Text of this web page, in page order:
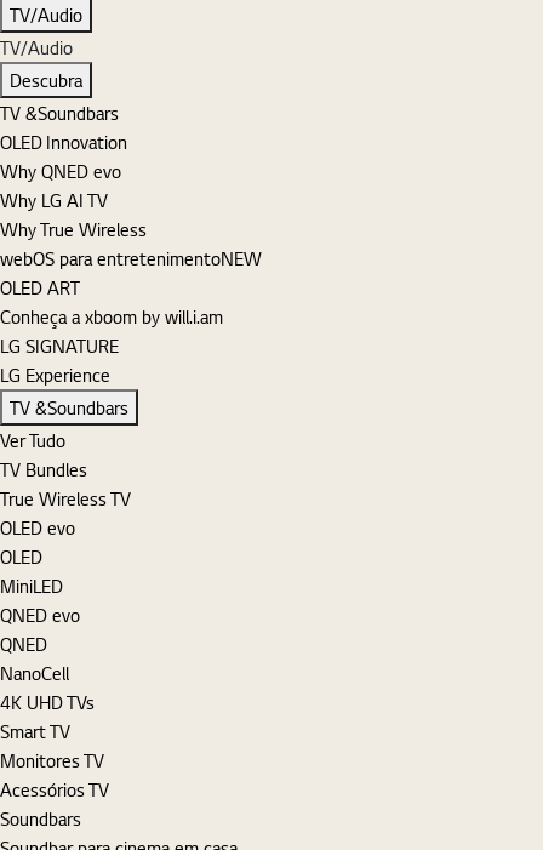
TV/Audio
TV/Audio
Descubra
TV &Soundbars
OLED Innovation
Why QNED evo
Why LG AI TV
Why True Wireless
webOS para entretenimentoNEW
OLED ART
Conheça a xboom by will.i.am
LG SIGNATURE
LG Experience
TV &Soundbars
Ver Tudo
TV Bundles
True Wireless TV
OLED evo
OLED
MiniLED
QNED evo
QNED
NanoCell
4K UHD TVs
Smart TV
Monitores TV
Acessórios TV
Soundbars